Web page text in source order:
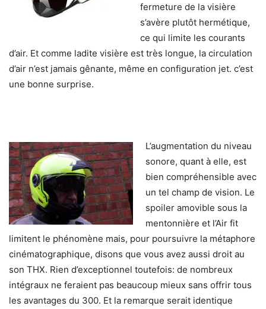
fermeture de la visière
s’avère plutôt hermétique,
ce qui limite les courants
d’air. Et comme ladite visière est très longue, la circulation
d’air n’est jamais gênante, même en configuration jet. c’est
une bonne surprise.
L’augmentation du niveau
sonore, quant à elle, est
bien compréhensible avec
un tel champ de vision. Le
spoiler amovible sous la
mentonnière et l’Air fit
limitent le phénomène mais, pour poursuivre la métaphore
cinématographique, disons que vous avez aussi droit au
son THX. Rien d’exceptionnel toutefois: de nombreux
intégraux ne feraient pas beaucoup mieux sans offrir tous
les avantages du 300. Et la remarque serait identique